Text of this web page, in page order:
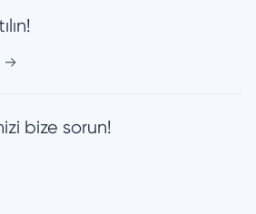
bize sorun!